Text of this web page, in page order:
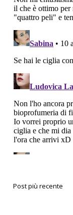
Post più recente